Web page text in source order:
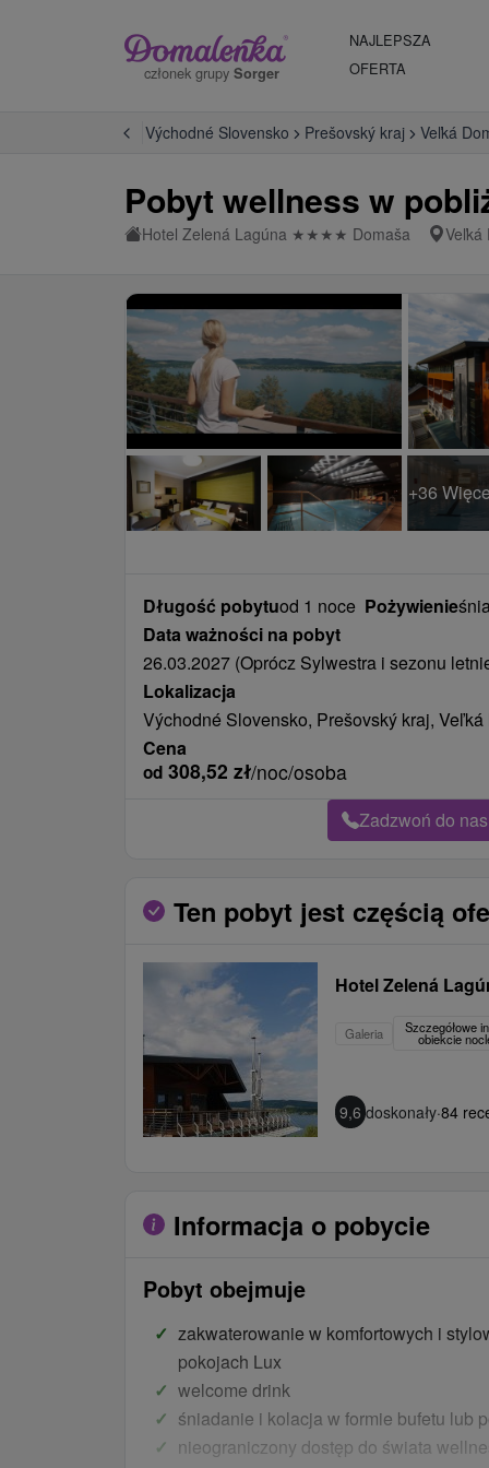
członek grupy Sorger
NAJLEPSZA
OFERTA
Hotele na Slovacji Východné Slovensko Prešovský kraj Veľká
Pobyt wellness w
Hotel Zelená Lagúna ★ ★ ★ ★ Domaša Veľká
+36
Długość pobytuod 1 noce Pożywienie
Data ważności na pobyt
26.03.2027 (Oprócz Sylwestra i sezonu
Lokalizacja
Východné Slovensko, Prešovský kraj,
Cena
od 308,52 zł/noc/osoba
Zadzwoń do
Ten pobyt jest częścią
Hotel Zelená
Galeria Szczegółowe
obiekcie
9,6 doskonały·84
Informacja o pobycie
Pobyt obejmuje
zakwaterowanie w komfortowych i
pokojach Lux
welcome drink
śniadanie i kolacja w formie bufetu lub
nieograniczony dostęp do świata